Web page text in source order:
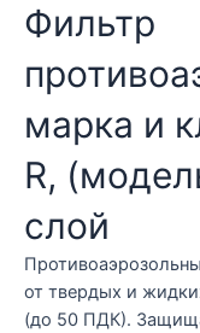
Фильтр
марка и
R,
слой
от твердых и
(до 50 ПДК).